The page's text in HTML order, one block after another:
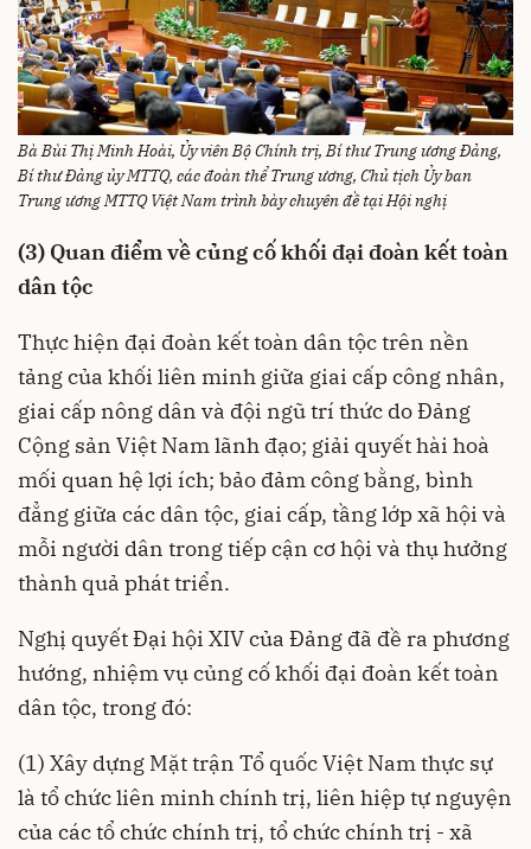
Bà Bùi Thị Minh Hoài, Ủy viên Bộ Chính trị, Bí thư Trung ương Đảng,
Bí thư Đảng ủy MTTQ, các đoàn thể Trung ương, Chủ tịch Ủy ban
Trung ương MTTQ Việt Nam trình bày chuyên đề tại Hội nghị
(3) Quan điểm về củng cố khối đại đoàn kết toàn
dân tộc
Thực hiện đại đoàn kết toàn dân tộc trên nền
tảng của khối liên minh giữa giai cấp công nhân,
giai cấp nông dân và đội ngũ trí thức do Đảng
Cộng sản Việt Nam lãnh đạo; giải quyết hài hoà
mối quan hệ lợi ích; bảo đảm công bằng, bình
đẳng giữa các dân tộc, giai cấp, tầng lớp xã hội và
mỗi người dân trong tiếp cận cơ hội và thụ hưởng
thành quả phát triển.
Nghị quyết Đại hội XIV của Đảng đã đề ra phương
hướng, nhiệm vụ củng cố khối đại đoàn kết toàn
dân tộc, trong đó:
(1) Xây dựng Mặt trận Tổ quốc Việt Nam thực sự
là tổ chức liên minh chính trị, liên hiệp tự nguyện
của các tổ chức chính trị, tổ chức chính trị - xã